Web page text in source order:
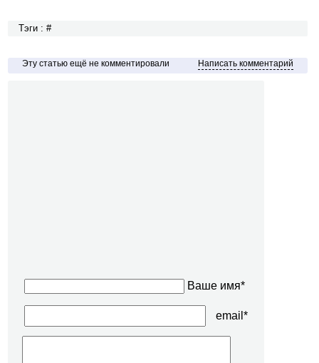
Тэги : #
Эту статью ещё не комментировали Написать комментарий
Ваше имя*
email*